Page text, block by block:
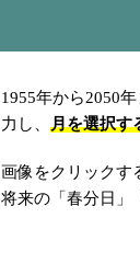
1955年から2050
力し、 月を選択す
画像をクリックす
将来の「春分日」